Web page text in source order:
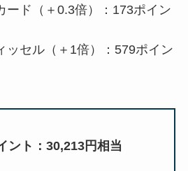
ード（＋0.3倍）：173ポイン
ッセル（＋1倍）：579ポイン
ント：30,213円相当